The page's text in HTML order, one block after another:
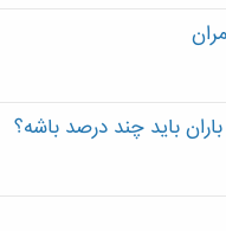
باید چند درصد باشه؟